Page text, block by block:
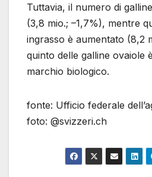
Tuttavia, il numero di
(3,8 mio.; –1,7%), mentre
ingrasso è aumentato (8,2
quinto delle galline ovaiole
marchio biologico.
fonte: Ufficio federale
foto: @svizzeri.ch